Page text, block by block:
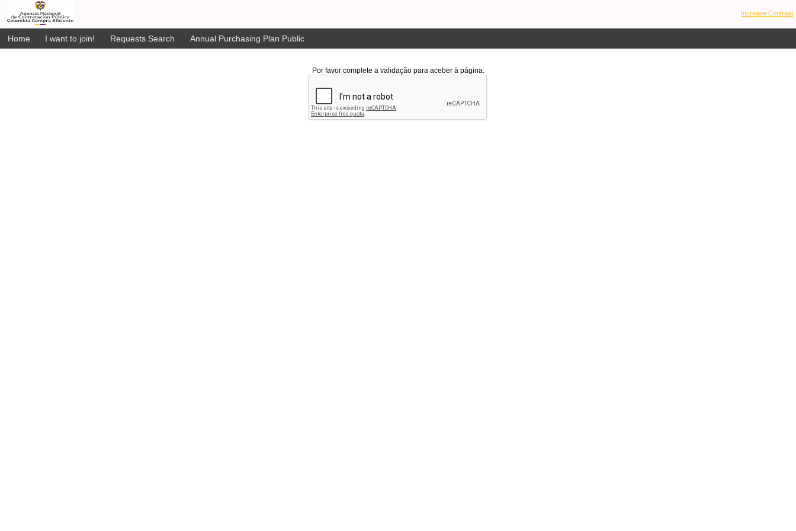
Increase Contrast
Home I want to join! Requests Search Annual Purchasing Plan Public
Por favor complete a validação para aceber à página.